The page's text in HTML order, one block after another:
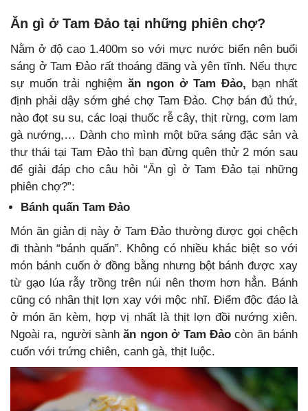
Ăn gì ở Tam Đảo tại những phiên chợ?
Nằm ở độ cao 1.400m so với mực nước biển nên buổi
sáng ở Tam Đảo rất thoáng đãng và yên tĩnh. Nếu thực
sự muốn trải nghiệm ăn ngon ở Tam Đảo, bạn nhất
định phải dậy sớm ghé chợ Tam Đảo. Chợ bán đủ thứ,
nào đọt su su, các loại thuốc rễ cây, thịt rừng, cơm lam
gà nướng,… Dành cho mình một bữa sáng đặc sản và
thư thái tại Tam Đảo thì bạn đừng quên thử 2 món sau
để giải đáp cho câu hỏi “Ăn gì ở Tam Đảo tại những
phiên chợ?”:
Bánh quấn Tam Đảo
Món ăn giản dị này ở Tam Đảo thường được gọi chệch
đi thành “bánh quấn”. Không có nhiều khác biệt so với
món bánh cuốn ở đồng bằng nhưng bột bánh được xay
từ gạo lúa rẫy trồng trên núi nên thơm hơn hẳn. Bánh
cũng có nhân thịt lợn xay với mộc nhĩ. Điểm độc đáo là
ở món ăn kèm, hợp vị nhất là thịt lợn đồi nướng xiên.
Ngoài ra, người sànhăn ngon ở Tam Đảocòn ăn bánh
cuốn với trứng chiên, canh gà, thịt luộc.